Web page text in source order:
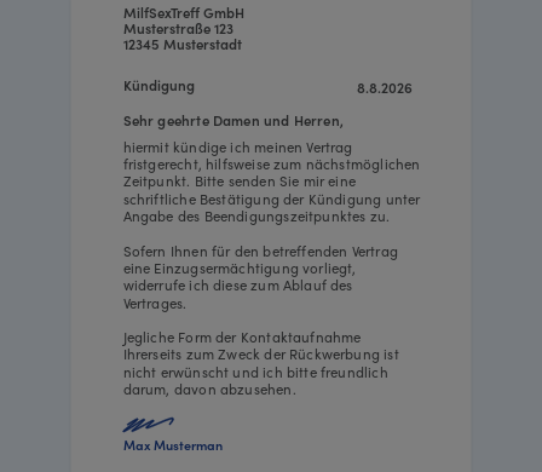
8.8.2026
MilfSexTreff GmbH
Musterstraße 123
12345 Musterstadt
hiermit kündige ich meinen Vertrag
fristgerecht, hilfsweise zum nächstmöglichen
Zeitpunkt. Bitte senden Sie mir eine
schriftliche Bestätigung der Kündigung unter
Angabe des Beendigungszeitpunktes zu.
Sofern Ihnen für den betreffenden Vertrag
eine Einzugsermächtigung vorliegt,
widerrufe ich diese zum Ablauf des
Vertrages.
Jegliche Form der Kontaktaufnahme
Ihrerseits zum Zweck der Rückwerbung ist
nicht erwünscht und ich bitte freundlich
darum, davon abzusehen.
Sehr geehrte Damen und Herren,
Kündigung
Max Musterman